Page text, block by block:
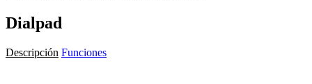
Dialpad
Descripción Funciones